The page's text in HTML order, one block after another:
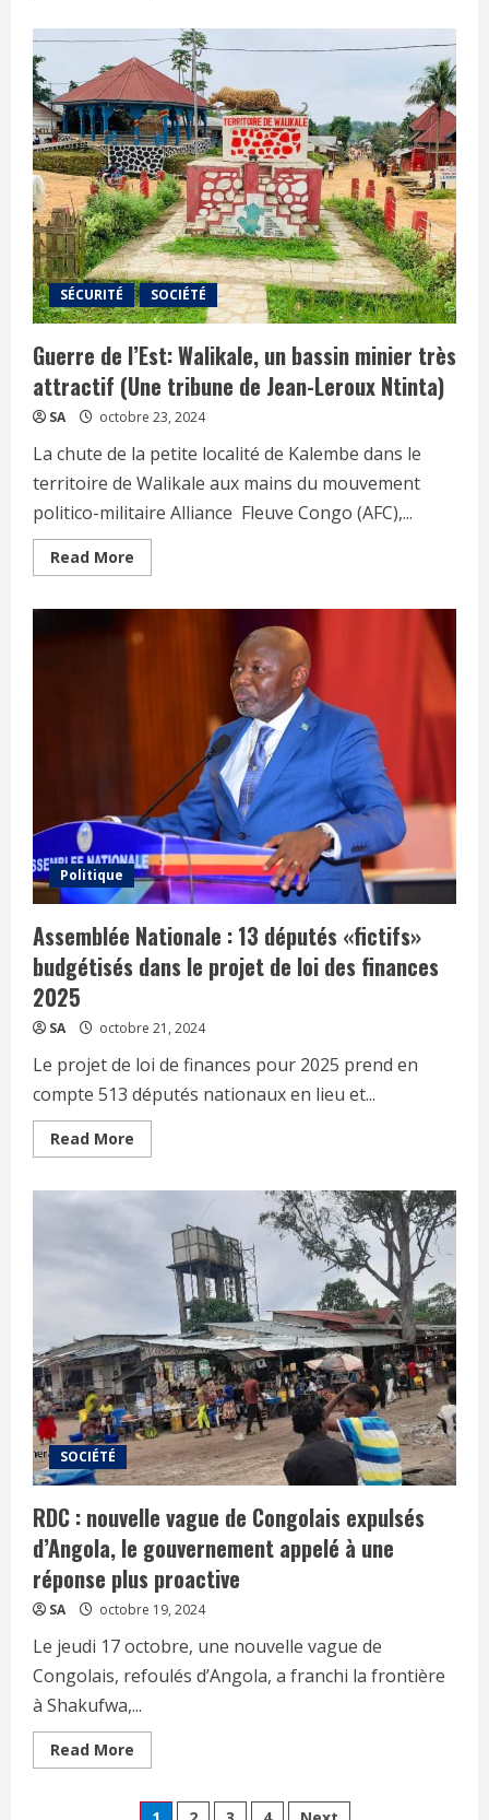
SÉCURITÉ SOCIÉTÉ
Guerre de l’Est: Walikale, un bassin minier très
attractif (Une tribune de Jean-Leroux Ntinta)
SA octobre 23, 2024
La chute de la petite localité de Kalembe dans le
territoire de Walikale aux mains du mouvement
politico-militaire Alliance Fleuve Congo (AFC),...
Read More
Politique
Assemblée Nationale : 13 députés «fictifs»
budgétisés dans le projet de loi des finances
2025
SA octobre 21, 2024
Le projet de loi de finances pour 2025 prend en
compte 513 députés nationaux en lieu et...
Read More
SOCIÉTÉ
RDC : nouvelle vague de Congolais expulsés
d’Angola, le gouvernement appelé à une
réponse plus proactive
SA octobre 19, 2024
Le jeudi 17 octobre, une nouvelle vague de
Congolais, refoulés d’Angola, a franchi la frontière
à Shakufwa,...
Read More